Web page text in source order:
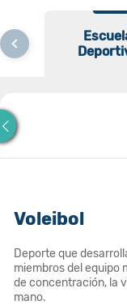
Voleibol
Deporte que
miembros del equipo
de concentración, la
mano.